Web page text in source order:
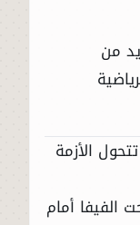
من
الأزمة
الفيفا أمام